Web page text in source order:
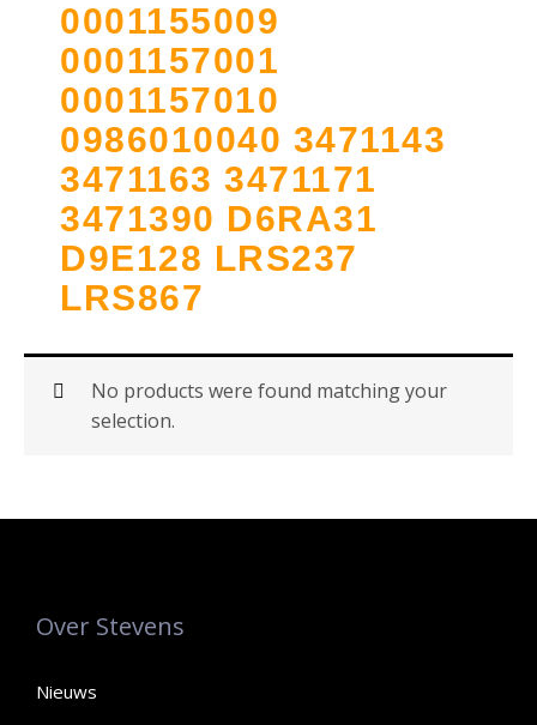
0001155009
0001157001
0001157010
0986010040 3471143
3471163 3471171
3471390 D6RA31
D9E128 LRS237
LRS867
No products were found matching your
selection.
Over Stevens
Nieuws